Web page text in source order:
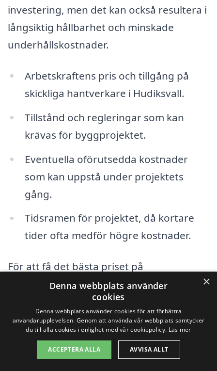
investering, men det kan också resultera i
långsiktig hållbarhet och minskade
underhållskostnader.
Arbetskraftens pris och tillgång på
skickliga hantverkare i Hudiksvall.
Tillstånd och regleringar som kan
krävas för byggprojektet.
Eventuella oförutsedda kostnader
som kan uppstå under projektets
gång.
Tidsramen för projektet, då kortare
tider ofta medför högre kostnader.
För att få det bästa priset på
totalentreprenad i Hudiksvall är det bra
att jämföra flera offerter från olika
entreprenörer. Genom att använda en
plattform som totalentreprenad-pris.se
kan du enkelt hitta och jämföra olika
×
Denna webbplats använder
cookies
Denna webbplats använder cookies för att förbättra
användarupplevelsen. Genom att använda vår webbplats samtycker
du till alla cookies i enlighet med vår cookiepolicy. Läs mer
ACCEPTERA ALLA AVVISA ALLT